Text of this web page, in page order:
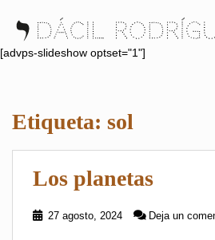
p
[advps-slideshow optset="1"]
Etiqueta: sol
Los planetas
27 agosto, 2024 Deja un